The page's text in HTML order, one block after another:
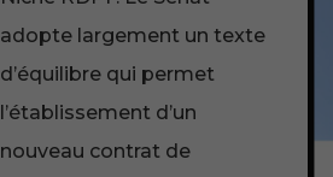
adopte largement un texte
d’équilibre qui permet
l’établissement d’un
nouveau contrat de